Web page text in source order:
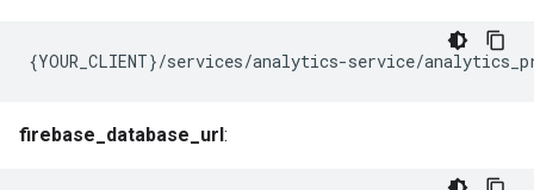
{YOUR_CLIENT}/services/analytics-service/
firebase_database_url: